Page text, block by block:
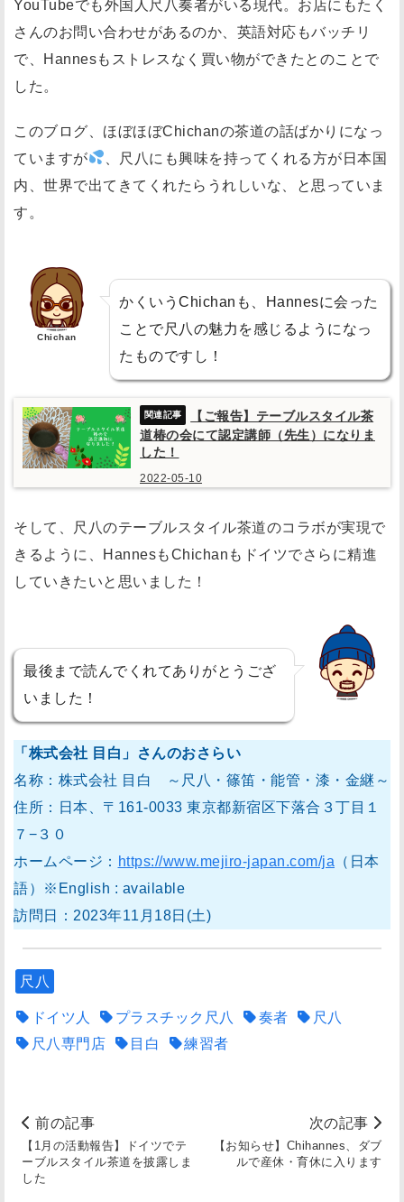
YouTubeでも外国人尺八奏者がいる現代。お店にもたく
さんのお問い合わせがあるのか、英語対応もバッチリ
で、Hannesもストレスなく買い物ができたとのことで
した。
このブログ、ほぼほぼChichanの茶道の話ばかりになっ
ていますが
、尺八にも興味を持ってくれる方が日本国
内、世界で出てきてくれたらうれしいな、と思っていま
す。
Chichan
かくいうChichanも、Hannesに会った
ことで尺八の魅力を感じるようになっ
たものですし！
【ご報告】テーブルスタイル茶
道椿の会にて認定講師（先生）になりま
した！
2022-05-10
そして、尺八のテーブルスタイル茶道のコラボが実現で
きるように、HannesもChichanもドイツでさらに精進
していきたいと思いました！
最後まで読んでくれてありがとうござ
いました！
「株式会社 目白」さんのおさらい
名称：株式会社 目白 ～尺八・篠笛・能管・漆・金継～
住所：日本、〒161-0033 東京都新宿区下落合３丁目１
７−３０
ホームページ： https://www.mejiro-japan.com/ja （日本
語）※English : available
訪問日：2023年11月18日(土)
尺八
ドイツ人 プラスチック尺八 奏者
尺八
尺八専門店
目白 練習者
前の記事
【1月の活動報告】ドイツでテ
ーブルスタイル茶道を披露しま
した
次の記事
【お知らせ】Chihannes、ダブ
ルで産休・育休に入ります